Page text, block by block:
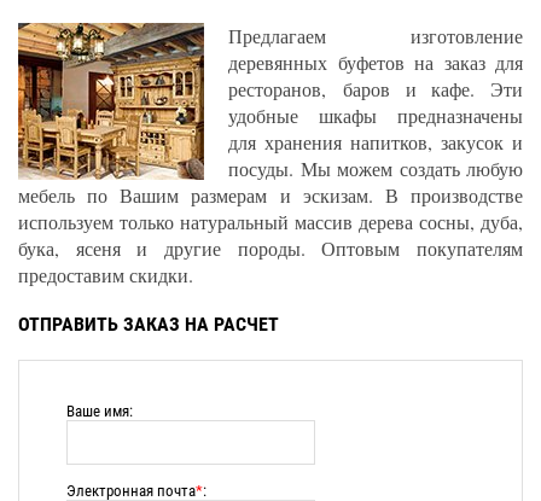
Предлагаем изготовление
деревянных буфетов на заказ для
ресторанов, баров и кафе. Эти
удобные шкафы предназначены
для хранения напитков, закусок и
посуды. Мы можем создать любую
мебель по Вашим размерам и эскизам. В производстве
используем только натуральный массив дерева сосны, дуба,
бука, ясеня и другие породы. Оптовым покупателям
предоставим скидки.
ОТПРАВИТЬ ЗАКАЗ НА РАСЧЕТ
Ваше имя:
Электронная почта*: